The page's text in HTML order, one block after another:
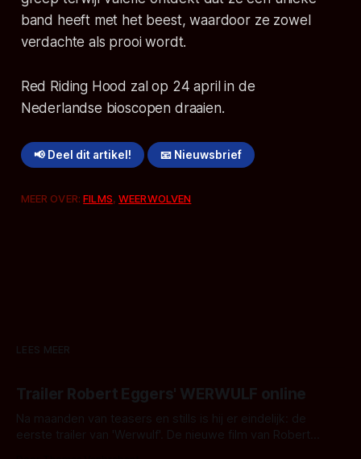
band heeft met het beest, waardoor ze zowel
verdachte als prooi wordt.
Red Riding Hood zal op 24 april in de
Nederlandse bioscopen draaien.
📢 Deel dit artikel! 📧 Nieuwsbrief
MEER OVER:FILMS,WEERWOLVEN
LEES MEER
Trailer Robert Eggers' WERWULF online
Na maanden van teasers en stills is hij er eindelijk: de
eerste trailer van 'Werwulf'. De nieuwe film van Robert